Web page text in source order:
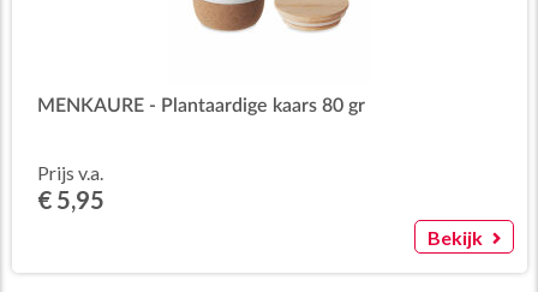
MENKAURE - Plantaardige kaars 80 gr
Prijs v.a.
€ 5,95
Bekijk